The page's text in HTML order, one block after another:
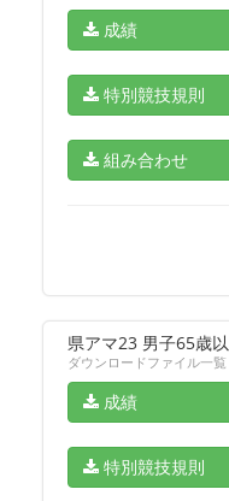
成績
特別競技規則
組み合わせ
県アマ23 男子65歳
ダウンロードファイル一覧
成績
特別競技規則